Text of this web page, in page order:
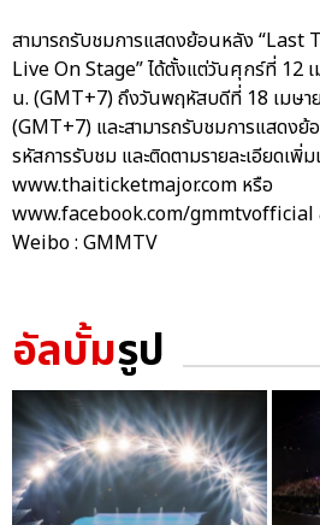
สามารถรับชมการแสดงย้อนหลัง
Live On Stage” ได้ตั้งแต่วันศุกร์ที่ 12
น. (GMT+7) ถึงวันพฤหัสบดีที่ 18 เมษา
(GMT+7) และสามารถรับชมการแสดงย้
รหัสการรับชม และติดตามรายละเอียดเพิ่ม
www.thaiticketmajor.com หรือ
www.facebook.com/gmmtvofficial
Weibo : GMMTV
อัลบั้มรูป